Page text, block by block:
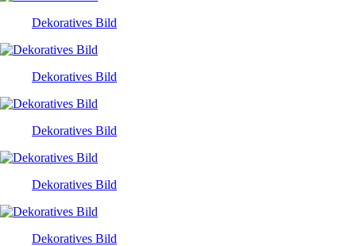
Dekoratives Bild
Dekoratives Bild
Dekoratives Bild
Dekoratives Bild
Dekoratives Bild